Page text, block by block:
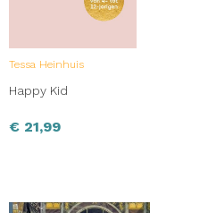
Tessa Heinhuis
Happy Kid
€ 21,99